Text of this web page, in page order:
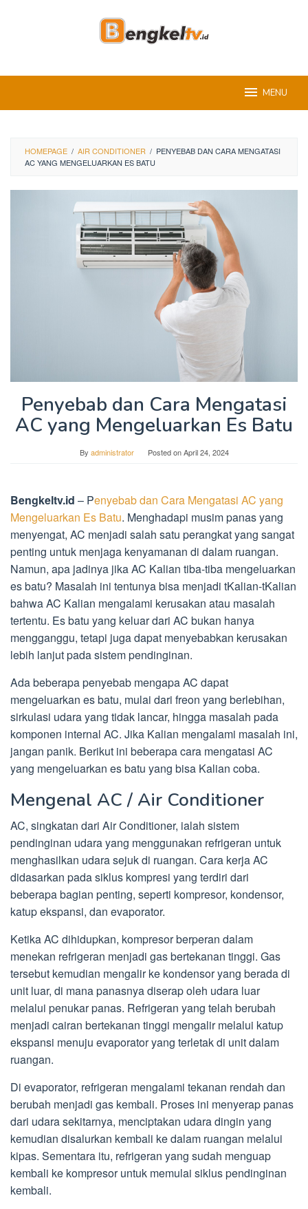
MENU
HOMEPAGE / AIR CONDITIONER / PENYEBAB DAN CARA MENGATASI
AC YANG MENGELUARKAN ES BATU
Penyebab dan Cara Mengatasi
AC yang Mengeluarkan Es Batu
By administrator Posted onApril 24, 2024
Bengkeltv.id – Penyebab dan Cara Mengatasi AC yang
Mengeluarkan Es Batu. Menghadapi musim panas yang
menyengat, AC menjadi salah satu perangkat yang sangat
penting untuk menjaga kenyamanan di dalam ruangan.
Namun, apa jadinya jika AC Kalian tiba-tiba mengeluarkan
es batu? Masalah ini tentunya bisa menjadi tKalian-tKalian
bahwa AC Kalian mengalami kerusakan atau masalah
tertentu. Es batu yang keluar dari AC bukan hanya
mengganggu, tetapi juga dapat menyebabkan kerusakan
lebih lanjut pada sistem pendinginan.
Ada beberapa penyebab mengapa AC dapat
mengeluarkan es batu, mulai dari freon yang berlebihan,
sirkulasi udara yang tidak lancar, hingga masalah pada
komponen internal AC. Jika Kalian mengalami masalah ini,
jangan panik. Berikut ini beberapa cara mengatasi AC
yang mengeluarkan es batu yang bisa Kalian coba.
Mengenal AC / Air Conditioner
AC, singkatan dari Air Conditioner, ialah sistem
pendinginan udara yang menggunakan refrigeran untuk
menghasilkan udara sejuk di ruangan. Cara kerja AC
didasarkan pada siklus kompresi yang terdiri dari
beberapa bagian penting, seperti kompresor, kondensor,
katup ekspansi, dan evaporator.
Ketika AC dihidupkan, kompresor berperan dalam
menekan refrigeran menjadi gas bertekanan tinggi. Gas
tersebut kemudian mengalir ke kondensor yang berada di
unit luar, di mana panasnya diserap oleh udara luar
melalui penukar panas. Refrigeran yang telah berubah
menjadi cairan bertekanan tinggi mengalir melalui katup
ekspansi menuju evaporator yang terletak di unit dalam
ruangan.
Di evaporator, refrigeran mengalami tekanan rendah dan
berubah menjadi gas kembali. Proses ini menyerap panas
dari udara sekitarnya, menciptakan udara dingin yang
kemudian disalurkan kembali ke dalam ruangan melalui
kipas. Sementara itu, refrigeran yang sudah menguap
kembali ke kompresor untuk memulai siklus pendinginan
kembali.